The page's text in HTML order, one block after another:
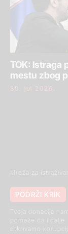
TOK: Istraga
mestu zbog
30. jul 2026.
Mreža za
PODRŽI KRIK
otkrivamo